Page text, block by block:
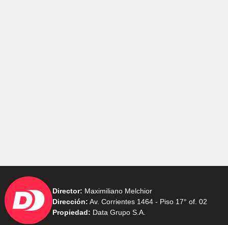
Director: Maximiliano Melchior
Dirección: Av. Corrientes 1464 - Piso 17° of. 02
Propiedad: Data Grupo S.A.